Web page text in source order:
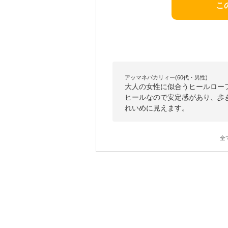
こ
アッマネバカリィー(60代・男性)
大人の女性に似合うヒールロ
ヒールなので安定感があり、
れいめに見えます。
全